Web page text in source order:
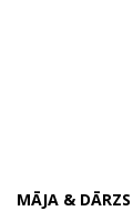
MĀJA & DĀRZS